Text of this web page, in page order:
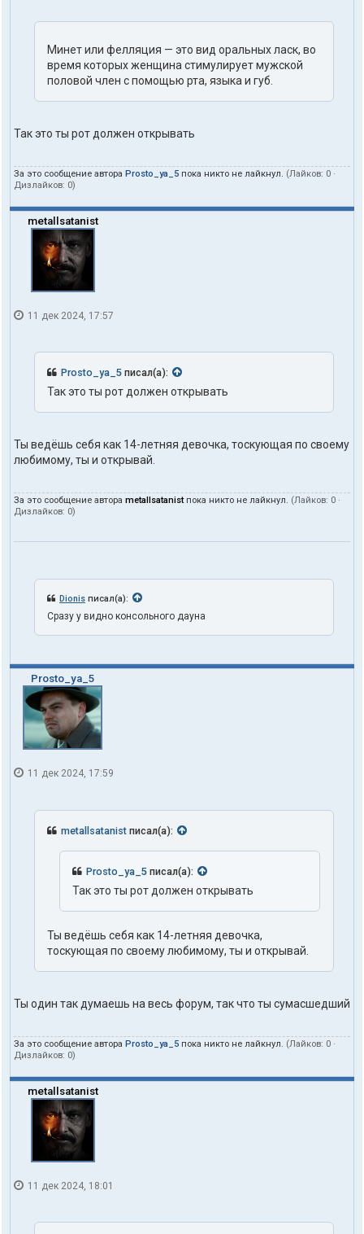
Минет или фелляция — это вид оральных ласк, во
время которых женщина стимулирует мужской
половой член с помощью рта, языка и губ.
Так это ты рот должен открывать
За это сообщение автора Prosto_ya_5 пока никто не лайкнул. (Лайков: 0 ·
Дизлайков: 0)
metallsatanist
11 дек 2024, 17:57
Prosto_ya_5 писал(а):
Так это ты рот должен открывать
Ты ведёшь себя как 14-летняя девочка, тоскующая по своему
любимому, ты и открывай.
За это сообщение автора metallsatanistпока никто не лайкнул. (Лайков: 0 ·
Дизлайков: 0)
Dionis писал(а):
Сразу у видно консольного дауна
Prosto_ya_5
11 дек 2024, 17:59
metallsatanist писал(а):
Prosto_ya_5 писал(а):
Так это ты рот должен открывать
Ты ведёшь себя как 14-летняя девочка,
тоскующая по своему любимому, ты и открывай.
Ты один так думаешь на весь форум, так что ты сумасшедший
За это сообщение автора Prosto_ya_5 пока никто не лайкнул. (Лайков: 0 ·
Дизлайков: 0)
metallsatanist
11 дек 2024, 18:01